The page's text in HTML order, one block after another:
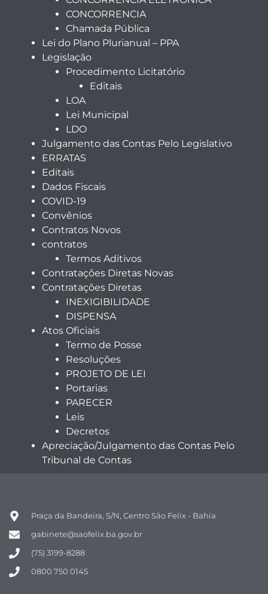
CONCORRENCIA
Chamada Pública
Lei do Plano Plurianual – PPA
Legislação
Procedimento Licitatório
Editais
LOA
Lei Municipal
LDO
Julgamento das Contas Pelo Legislativo
ERRATAS
Editais
Dados Fiscais
COVID-19
Convênios
Contratos Novos
contratos
Termos Aditivos
Contratações Diretas Novas
Contratações Diretas
INEXIGIBILIDADE
DISPENSA
Atos Oficiais
Termo de Posse
Resoluções
PROJETO DE LEI
Portarias
PARECER
Leis
Decretos
Apreciação/Julgamento das Contas Pelo
Tribunal de Contas
Praça da Bandeira, S/N, Centro São Felix - Bahia
gabinete@saofelix.ba.gov.br
(75) 3199-8288
0800 750 0145